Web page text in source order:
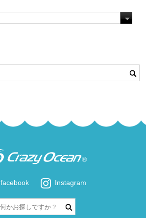
facebook Instagram